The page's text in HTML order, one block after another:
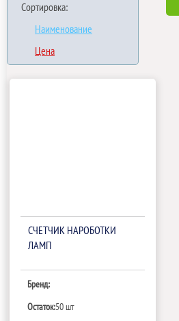
Сортировка:
Наименование
Цена
СЧЕТЧИК НАРОБОТКИ
ЛАМП
Бренд:
Остаток:50 шт